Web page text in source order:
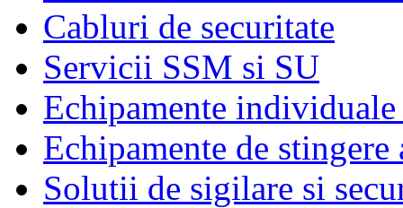
Cabluri de securitate
Servicii SSM si SU
Echipamente
Echipamente de
Solutii de sigilare si